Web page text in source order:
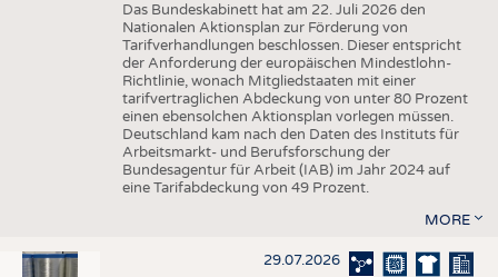
Das Bundeskabinett hat am 22. Juli 2026 den
Nationalen Aktionsplan zur Förderung von
Tarifverhandlungen beschlossen. Dieser entspricht
der Anforderung der europäischen Mindestlohn-
Richtlinie, wonach Mitgliedstaaten mit einer
tarifvertraglichen Abdeckung von unter 80 Prozent
einen ebensolchen Aktionsplan vorlegen müssen.
Deutschland kam nach den Daten des Instituts für
Arbeitsmarkt- und Berufsforschung der
Bundesagentur für Arbeit (IAB) im Jahr 2024 auf
eine Tarifabdeckung von 49 Prozent.
MORE
29.07.2026